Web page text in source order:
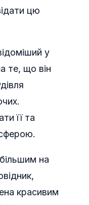
цю
у
те, що він
її та
на
красивим